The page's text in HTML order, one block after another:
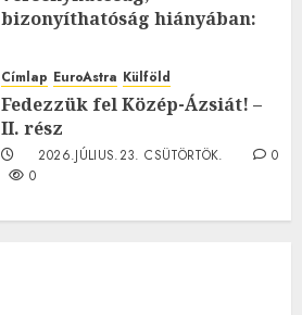
bizonyíthatóság hiányában:
2026.JÚLIUS.23. CSÜTÖRTÖK.
0
Címlap EuroAstra Külföld
Fedezzük fel Közép-Ázsiát! –
II. rész
2026.JÚLIUS.23. CSÜTÖRTÖK.
0
0